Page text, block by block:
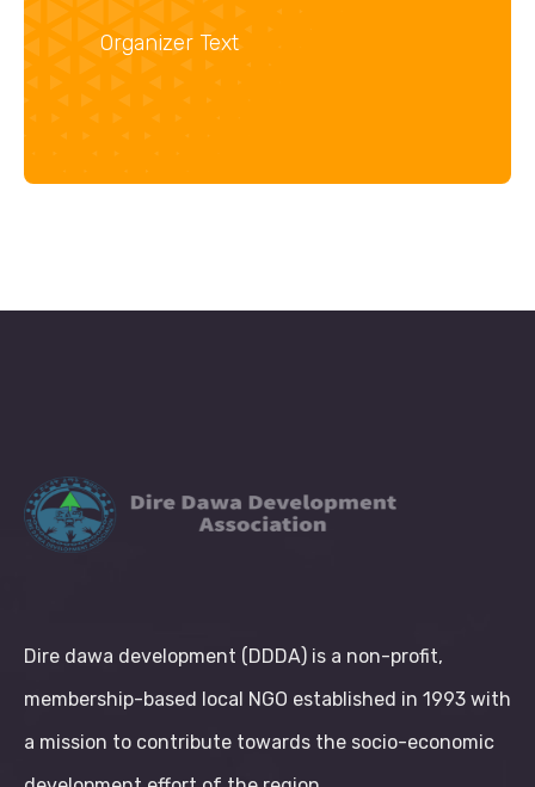
Organizer Text
Dire dawa development (DDDA) is a non-profit,
membership-based local NGO established in 1993 with
a mission to contribute towards the socio-economic